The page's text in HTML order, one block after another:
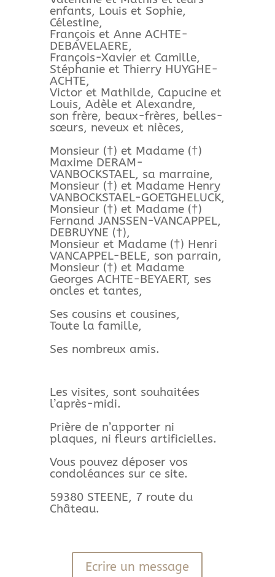
enfants, Louis et Sophie,
Célestine,
François et Anne ACHTE-
DEBAVELAERE,
François-Xavier et Camille,
Stéphanie et Thierry HUYGHE-
ACHTE,
Victor et Mathilde, Capucine et
Louis, Adèle et Alexandre,
son frère, beaux-frères, belles-
sœurs, neveux et nièces,
Monsieur (†) et Madame (†)
Maxime DERAM-
VANBOCKSTAEL, sa marraine,
Monsieur (†) et Madame Henry
VANBOCKSTAEL-GOETGHELUCK,
Monsieur (†) et Madame (†)
Fernand JANSSEN-VANCAPPEL,
DEBRUYNE (†),
Monsieur et Madame (†) Henri
VANCAPPEL-BELE, son parrain,
Monsieur (†) et Madame
Georges ACHTE-BEYAERT, ses
oncles et tantes,
Ses cousins et cousines,
Toute la famille,
Ses nombreux amis.
Les visites, sont souhaitées
l’après-midi.
Prière de n’apporter ni
plaques, ni fleurs artificielles.
Vous pouvez déposer vos
condoléances sur ce site.
59380 STEENE, 7 route du
Château.
Ecrire un message